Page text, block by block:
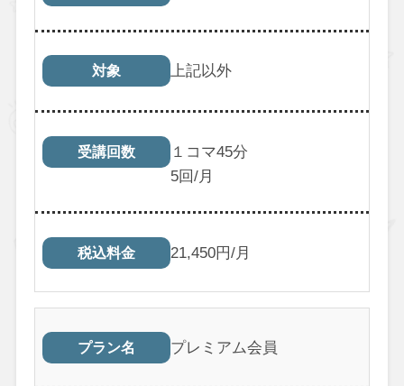
対象 上記以外
受講回数
１コマ45分
5回/月
税込料金 21,450円/月
プラン名 プレミアム会員